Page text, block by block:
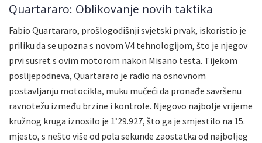
Quartararo: Oblikovanje novih taktika
Fabio Quartararo, prošlogodišnji svjetski prvak, iskoristio je
priliku da se upozna s novom V4 tehnologijom, što je njegov
prvi susret s ovim motorom nakon Misano testa. Tijekom
poslijepodneva, Quartararo je radio na osnovnom
postavljanju motocikla, muku mučeći da pronađe savršenu
ravnotežu između brzine i kontrole. Njegovo najbolje vrijeme
kružnog kruga iznosilo je 1’29.927, što ga je smjestilo na 15.
mjesto, s nešto više od pola sekunde zaostatka od najboljeg